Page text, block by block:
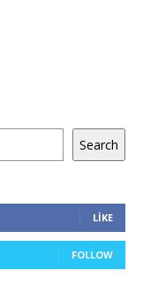
Search
LIKE
FOLLOW